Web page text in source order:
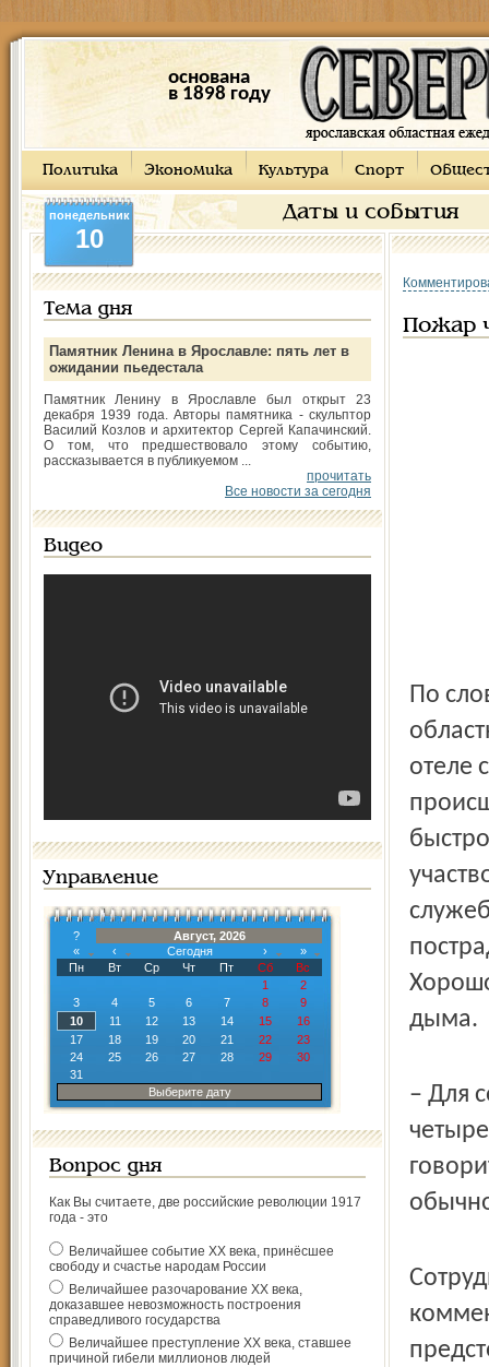
основана
в 1898 году
Политика Экономика Культура Спорт
Даты и события
понедельник
10
Тема дня
Памятник Ленина в Ярославле: пять лет в
ожидании пьедестала
Памятник Ленину в Ярославле был открыт 23
декабря 1939 года. Авторы памятника - скульптор
Василий Козлов и архитектор Сергей Капачинский.
О том, что предшествовало этому событию,
рассказывается в публикуемом ...
прочитать
Все новости за сегодня
Видео
Управление
?
Август, 2026
«
‹ Сегодня ›
»
Пн
Вт Ср Чт Пт Сб
Вс
1
2
3
4 5 6 7 8
9
10
11 12 13 14 15
16
17
18 19 20 21 22
23
24
25 26 27 28 29
30
31
Выберите дату
Вопрос дня
Как Вы считаете, две российские революции 1917
года - это
Величайшее событие ХХ века, принёсшее
свободу и счастье народам России
Величайшее разочарование ХХ века,
доказавшее невозможность построения
справедливого государства
Величайшее преступление ХХ века, ставшее
причиной гибели миллионов людей
Пожар
По
отеле
дыма.
– Для